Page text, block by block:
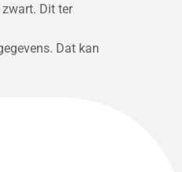
Dit ter
Dat kan